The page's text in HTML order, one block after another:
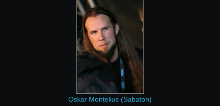
Oskar Montelius (Sabaton)